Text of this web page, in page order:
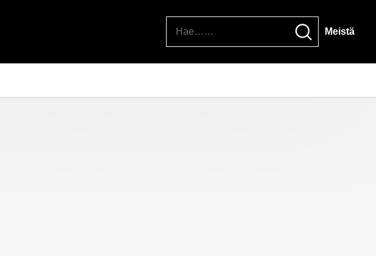
Meistä